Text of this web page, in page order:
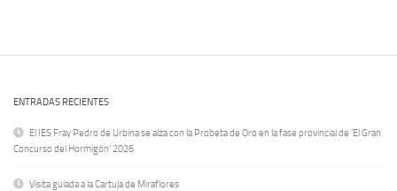
ENTRADAS RECIENTES
El IES Fray Pedro de Urbina se alza con la Probeta de Oro en la fase provincial de ‘El Gran
Concurso del Hormigón’ 2026
Visita guiada a la Cartuja de Miraflores